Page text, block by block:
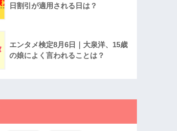
日割引が適用される日は？
エンタメ検定8月6日｜大泉洋、15歳
の娘によく言われることは？